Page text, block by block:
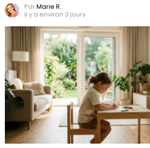
ParMarie R.
il y a environ 3 jours